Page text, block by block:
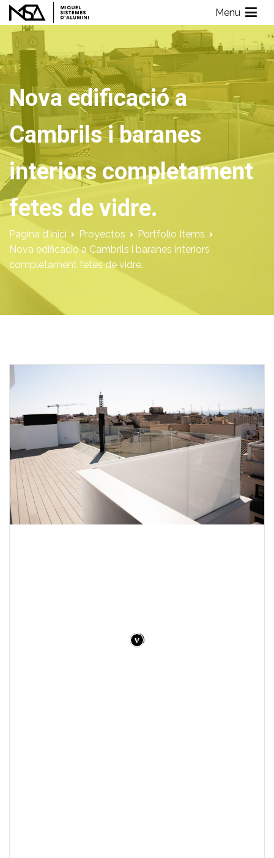
Vés
al
contingut
Miquel Sistemes d'Alumini
Empresa de Aluminios con más de 40 años de experiencia
Menu
Nova edificació a
Cambrils i baranes
interiors completament
fetes de vidre.
Pàgina d'inici Proyectos
Portfolio Items
Nova edificació a Cambrils i baranes interiors
completament fetes de vidre.